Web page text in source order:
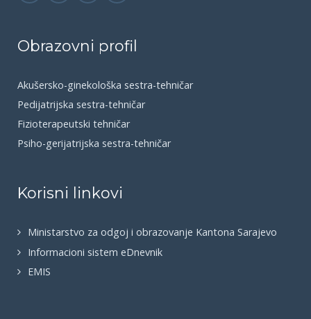
Obrazovni profil
Akušersko-ginekološka sestra-tehničar
Pedijatrijska sestra-tehničar
Fizioterapeutski tehničar
Psiho-gerijatrijska sestra-tehničar
Korisni linkovi
Ministarstvo za odgoj i obrazovanje Kantona Sarajevo
Informacioni sistem eDnevnik
EMIS